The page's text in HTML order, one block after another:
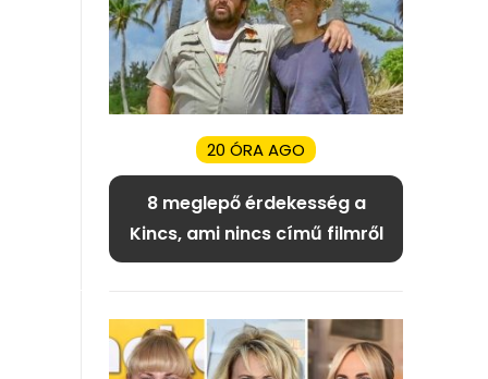
20 ÓRA AGO
8 meglepő érdekesség a
Kincs, ami nincs című filmről